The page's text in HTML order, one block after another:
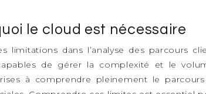
le cloud est nécessaire
dans l’analyse des parcours
de gérer la complexité et le
à comprendre pleinement le